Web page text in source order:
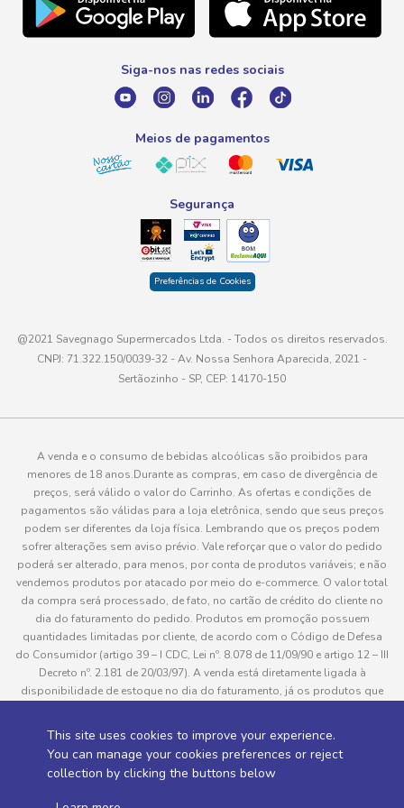
This site uses cookies to improve your experience.
You can manage your cookies preferences or reject
collection by clicking the buttons below
Promoção Fim de Ano
Telefone
0800 016 6680
atendimento@savegnago.com.br
Siga-nos nas redes sociais
Meios de pagamentos
Segurança
Preferências de Cookies
@2021 Savegnago Supermercados Ltda. - Todos os direitos reservados.
CNPJ: 71.322.150/0039-32 - Av. Nossa Senhora Aparecida, 2021 -
Sertãozinho - SP, CEP: 14170-150
A venda e o consumo de bebidas alcoólicas são proibidos para
menores de 18 anos.Durante as compras, em caso de divergência de
preços, será válido o valor do Carrinho. As ofertas e condições de
pagamentos são válidas para a loja eletrônica, sendo que seus preços
podem ser diferentes da loja física. Lembrando que os preços podem
sofrer alterações sem aviso prévio. Vale reforçar que o valor do pedido
poderá ser alterado, para menos, por conta de produtos variáveis; e não
vendemos produtos por atacado por meio do e-commerce. O valor total
da compra será processado, de fato, no cartão de crédito do cliente no
dia do faturamento do pedido. Produtos em promoção possuem
quantidades limitadas por cliente, de acordo com o Código de Defesa
do Consumidor (artigo 39 – I CDC, Lei nº. 8.078 de 11/09/90 e artigo 12 – III
Decreto nº. 2.181 de 20/03/97). A venda está diretamente ligada à
disponibilidade de estoque no dia do faturamento, já os produtos que
pedido do cliente, este não será entregue e o valor do item não será
cobrado. As fotos dos produtos no site são ilustrativas, podendo haver
divergência com o produto real e todos os pedidos estão sujeitos à